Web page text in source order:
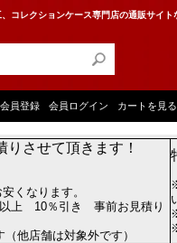
コレクションケース専門店の通販サイ
会員登録 会員ログイン カートを見る
させて頂きます！
くなります。
上 10％引き 事前お見積り
他店舗は対象外です）